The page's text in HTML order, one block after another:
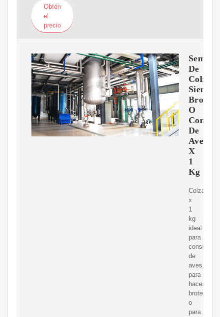
Obtén
el
precio
De
Colza
Brotes
O
De
Aves
X
1
Kg
Colza
x
1
kg
ideal
para
consumo
de
aves,
para
hacer
brotes
o
para